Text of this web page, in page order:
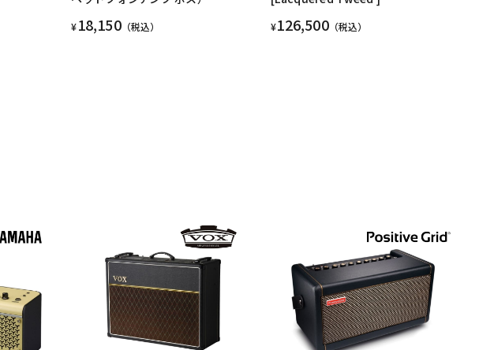
¥18,150（税込） ¥126,500（税込）